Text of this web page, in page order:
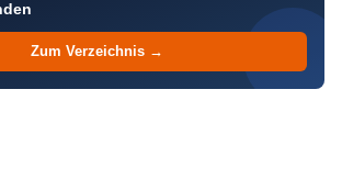
Zum Verzeichnis →